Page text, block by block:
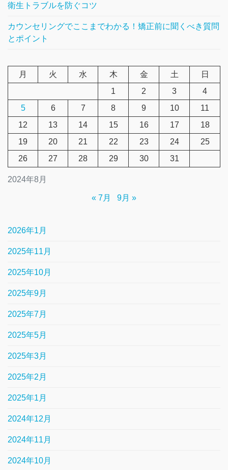
衛生トラブルを防ぐコツ
カウンセリングでここまでわかる！矯正前に聞くべき質問
とポイント
2024年8月
月 火 水 木 金 土
日
1
2 3
4
5
6 7 8 9 10
11
12
13 14 15 16 17
18
19
20 21 22 23 24
25
26
27 28 29 30 31
« 7月 9月 »
2026年1月
2025年11月
2025年10月
2025年9月
2025年7月
2025年5月
2025年3月
2025年2月
2025年1月
2024年12月
2024年11月
2024年10月